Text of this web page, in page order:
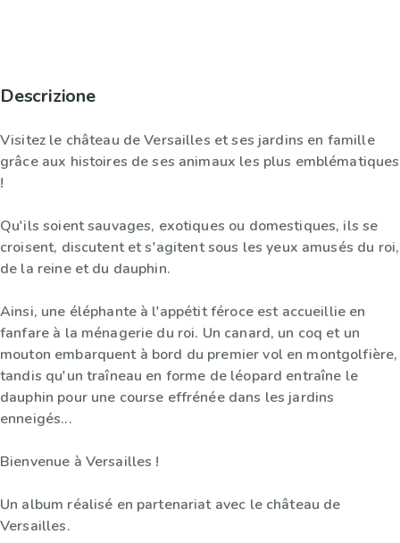
Descrizione
Visitez le château de Versailles et ses jardins en famille
grâce aux histoires de ses animaux les plus emblématiques
!
Qu'ils soient sauvages, exotiques ou domestiques, ils se
croisent, discutent et s'agitent sous les yeux amusés du roi,
de la reine et du dauphin.
Ainsi, une éléphante à l'appétit féroce est accueillie en
fanfare à la ménagerie du roi. Un canard, un coq et un
mouton embarquent à bord du premier vol en montgolfière,
tandis qu'un traîneau en forme de léopard entraîne le
dauphin pour une course effrénée dans les jardins
enneigés...
Bienvenue à Versailles !
Un album réalisé en partenariat avec le château de
Versailles.